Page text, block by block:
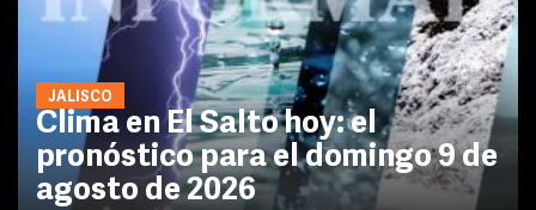
JALISCO
Clima en El Salto hoy: el
pronóstico para el domingo 9 de
agosto de 2026